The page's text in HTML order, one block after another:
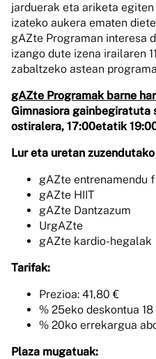
jarduerak eta ariketa
izateko aukera ematen
gAZte Programan interesa
izango dute izena irailaren
zabaltzeko astean
gAZte Programak barne
Gimnasiora gainbegiratuta
ostiralera, 17:00etatik
Lur eta uretan
gAZte entrenamendu
gAZte HIIT
gAZte Dantzazum
UrgAZte
gAZte kardio-hegalak
Tarifak:
Prezioa: 41,80 €
% 25eko deskontua
% 20ko errekargua
Plaza mugatuak: